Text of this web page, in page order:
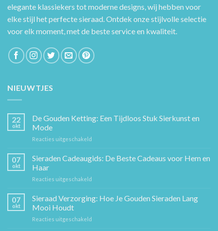
elegante klassiekers tot moderne designs, wij hebben voor
elke stijl het perfecte sieraad. Ontdek onze stijlvolle selectie
voor elk moment, met de beste service en kwaliteit.
NIEUWTJES
22
okt
De Gouden Ketting: Een Tijdloos Stuk Sierkunst en
Mode
Reacties uitgeschakeld
Gouden
Ketting:
Sierkunst
en
07
okt
Sieraden Cadeaugids: De Beste Cadeaus voor Hem en
Haar
Reacties uitgeschakeld
Cadeaugids:
De
07
okt
Sieraad Verzorging: Hoe Je Gouden Sieraden Lang
Mooi Houdt
Reacties uitgeschakeld